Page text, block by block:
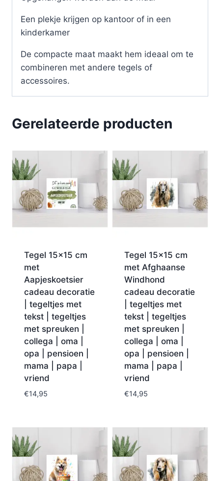
Een plekje krijgen op kantoor of in een
kinderkamer
De compacte maat maakt hem ideaal om te
combineren met andere tegels of
accessoires.
Gerelateerde producten
Tegel 15×15 cm
met
Aapjeskoetsier
cadeau decoratie
| tegeltjes met
tekst | tegeltjes
met spreuken |
collega | oma |
opa | pensioen |
mama | papa |
vriend
€14,95
Tegel 15×15 cm
met Afghaanse
Windhond
cadeau decoratie
| tegeltjes met
tekst | tegeltjes
met spreuken |
collega | oma |
opa | pensioen |
mama | papa |
vriend
€14,95